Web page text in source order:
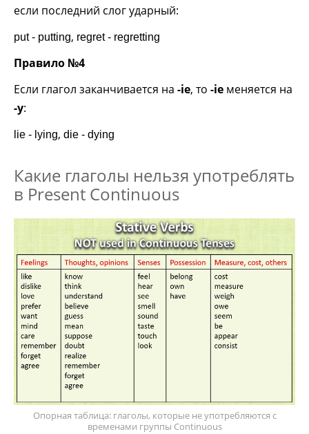
если последний слог ударный:
put - putting, regret - regretting
Правило №4
Если глагол заканчивается на -ie, то -ie меняется на
-у:
lie - lying, die - dying
Какие глаголы нельзя употреблять
в Present Continuous
Опорная таблица: глаголы, которые не употребляются с
временами группы Continuous